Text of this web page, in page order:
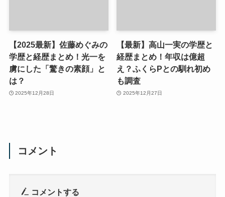
【2025最新】佐藤めぐみの
学歴と経歴まとめ！光一を
虜にした「驚きの素顔」と
は？
2025年12月28日
【最新】高山一実の学歴と
経歴まとめ！年収は億超
え？ふくらPとの馴れ初め
も調査
2025年12月27日
コメント
コメントする